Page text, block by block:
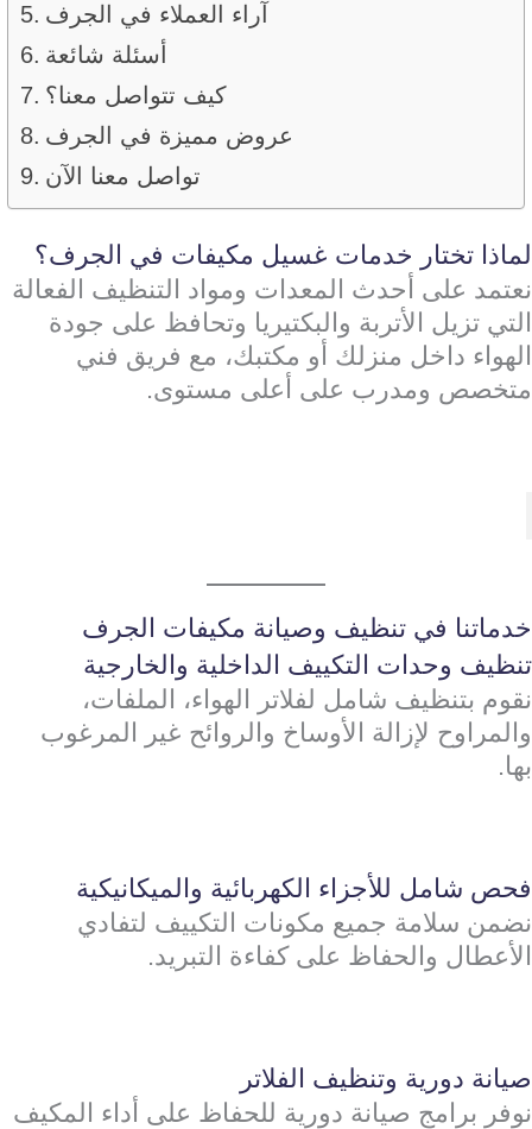
آراء العملاء في الجرف
أسئلة شائعة
كيف تتواصل معنا؟
عروض مميزة في الجرف
تواصل معنا الآن
لماذا تختار خدمات غسيل مكيفات في الجرف؟
نعتمد على أحدث المعدات ومواد التنظيف الفعالة
التي تزيل الأتربة والبكتيريا وتحافظ على جودة
الهواء داخل منزلك أو مكتبك، مع فريق فني
متخصص ومدرب على أعلى مستوى.
خدماتنا في تنظيف وصيانة مكيفات الجرف
تنظيف وحدات التكييف الداخلية والخارجية
نقوم بتنظيف شامل لفلاتر الهواء، الملفات،
والمراوح لإزالة الأوساخ والروائح غير المرغوب
بها.
فحص شامل للأجزاء الكهربائية والميكانيكية
نضمن سلامة جميع مكونات التكييف لتفادي
الأعطال والحفاظ على كفاءة التبريد.
صيانة دورية وتنظيف الفلاتر
نوفر برامج صيانة دورية للحفاظ على أداء المكيف